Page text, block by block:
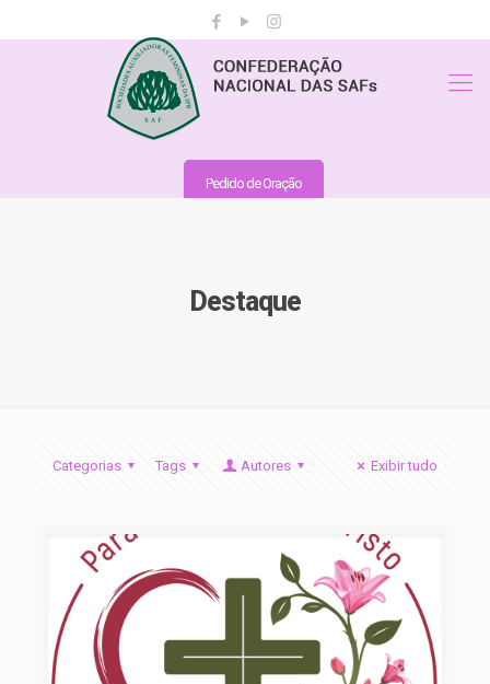
Pedido de Oração
Destaque
Categorias Tags Autores Exibir tudo